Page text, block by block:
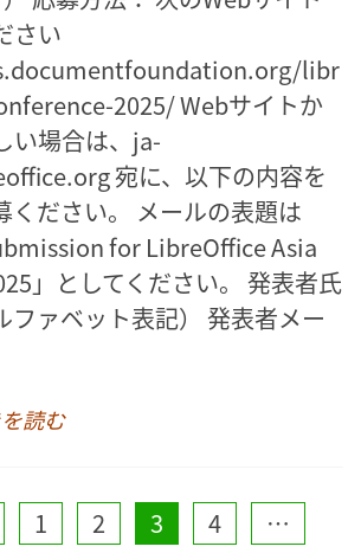
さい
libr
2025/ Webサイトか
い場合は、ja-
宛に、以下の内容を
ください。 メールの表題は
for LibreOffice Asia
」としてください。 発表者氏
ファベット表記） 発表者メー
読む
1 2 3 4
…